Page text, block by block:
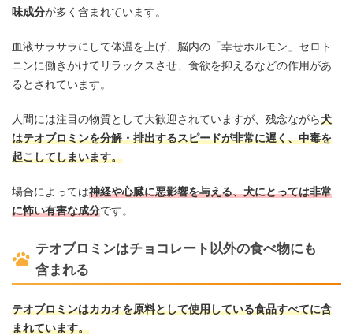
味成分が多く含まれています。
血液サラサラにして体温を上げ、脳内の「幸せホルモン」セロト
ニンに働きかけてリラックスさせ、食欲を抑えるなどの作用があ
るとされています。
人間には注目の物質として大歓迎されていますが、残念ながら犬
はテオブロミンを分解・排出するスピードが非常に遅く、中毒を
起こしてしまいます。
場合によっては神経や心臓に悪影響を与える、犬にとっては非常
に怖い有害な成分です。
テオブロミンはチョコレート以外の食べ物にも
含まれる
テオブロミンはカカオを原料として使用している食品すべてに含
まれています。